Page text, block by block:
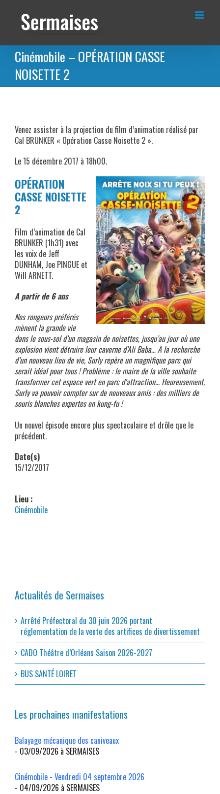
contenu
Cinémobile – OPÉRATION CASSE
NOISETTE 2
Venez assister à la projection du film d’animation réalisé par
Cal BRUNKER « Opération Casse Noisette 2 ».
Le 15 décembre 2017 à 18h00.
OPÉRATION
CASSE NOISETTE
2
Film d’animation de Cal
BRUNKER (1h31) avec
les voix de Jeff
DUNHAM, Joe PINGUE et
Will ARNETT.
A partir de 6 ans
Nos rongeurs préférés
mènent la grande vie
dans le sous-sol d’un magasin de noisettes, jusqu’au jour où une
explosion vient détruire leur caverne d’Ali Baba… A la recherche
d’un nouveau lieu de vie, Surly repère un magnifique parc qui
serait idéal pour tous ! Problème : le maire de la ville souhaite
transformer cet espace vert en parc d’attraction… Heureusement,
Surly va pouvoir compter sur de nouveaux amis : des milliers de
souris blanches expertes en kung-fu !
Un nouvel épisode encore plus spectaculaire et drôle que le
précédent.
Date(s)
15/12/2017
Lieu :
Cinémobile
Actualités de Sermaises
Arrêté Préfectoral du 30 juin 2026 portant
réglementation de la vente des artifices de divertissement
CADO Théâtre d’Orléans Saison 2026-2027
BUS SANTÉ LOIRET
Les prochaines manifestations
Balayage mécanique des caniveaux
- 03/09/2026 à SERMAISES
Cinémobile - Vendredi 04 septembre 2026
- 04/09/2026 à SERMAISES